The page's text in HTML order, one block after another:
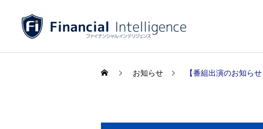
お知らせ 【番組出演のお知ら